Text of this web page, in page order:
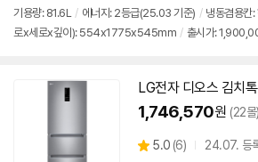
뷰
기용량: 81.6L / 에너지: 2등급(25.03 기준) / 냉동겸용칸:
로x세로x깊이): 554x1775x545mm / 출시가:
LG전자 디오스 김치
1,746,570원 (22몰)
별
5.0 (상
6) 24.07. 등